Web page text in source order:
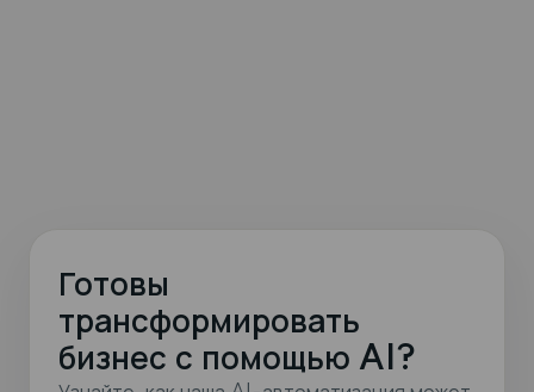
Готовы
трансформировать
бизнес с помощью AI?